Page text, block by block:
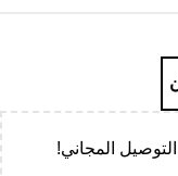
المجاني!